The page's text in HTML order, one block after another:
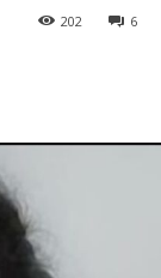
6
202